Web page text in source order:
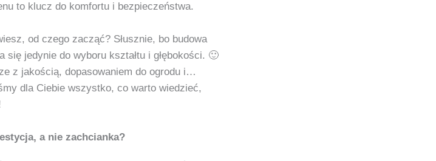
to klucz do komfortu i bezpieczeństwa.
od czego zacząć? Słusznie, bo budowa
się jedynie do wyboru kształtu i głębokości. 🙂
z jakością, dopasowaniem do ogrodu i…
dla Ciebie wszystko, co warto wiedzieć,
a nie zachcianka?